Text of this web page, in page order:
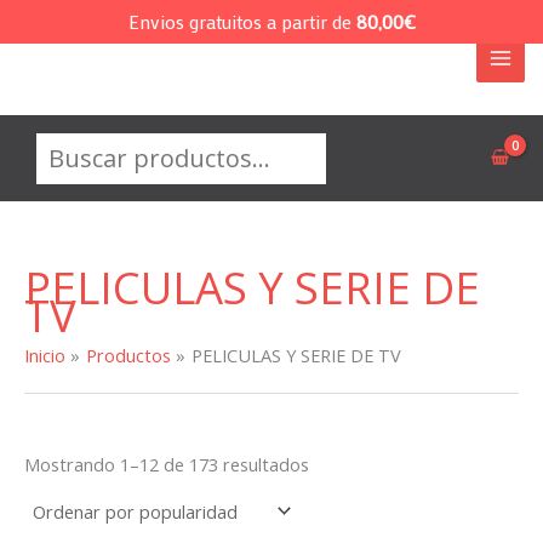
al
Buscar
PELICULAS Y SERIE DE
TV
Inicio Productos PELICULAS Y SERIE DE TV
Mostrando 1–12 de 173 resultados
Envios gratuitos a partir de 80,00€